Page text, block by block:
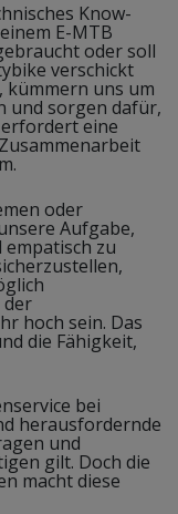
Know-
E-MTB
oder soll
verschickt
kümmern uns um
und sorgen dafür,
eine
oder
Aufgabe,
zu
der
hoch sein. Das
die Fähigkeit,
bei
herausfordernde
und
gilt. Doch die
macht diese